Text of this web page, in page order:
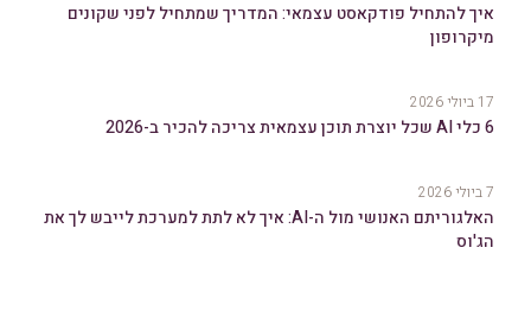
איך להתחיל פודקאסט עצמאי: המדריך שמתחיל לפני שקונים
מיקרופון
17 ביולי 2026
6 כלי AI שכל יוצרת תוכן עצמאית צריכה להכיר ב-2026
7 ביולי 2026
האלגוריתם האנושי מול ה-AI: איך לא לתת למערכת לייבש לך את
הג'וס